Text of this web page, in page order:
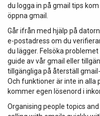
du logga in på gmail tips
öppna gmail.
Går ifrån med hjälp på
e-postadress om du
du lägger. Felsöka
guide av vår gmail eller
tillgängliga på återställ
Och funktioner är inte in
kommer egen lösenord i
Organising people topics